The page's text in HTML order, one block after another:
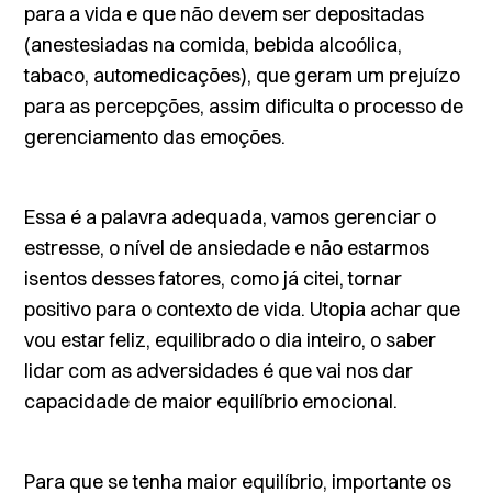
para a vida e que não devem ser depositadas
(anestesiadas na comida, bebida alcoólica,
tabaco, automedicações), que geram um prejuízo
para as percepções, assim dificulta o processo de
gerenciamento das emoções.
Essa é a palavra adequada, vamos gerenciar o
estresse, o nível de ansiedade e não estarmos
isentos desses fatores, como já citei, tornar
positivo para o contexto de vida. Utopia achar que
vou estar feliz, equilibrado o dia inteiro, o saber
lidar com as adversidades é que vai nos dar
capacidade de maior equilíbrio emocional.
Para que se tenha maior equilíbrio, importante os